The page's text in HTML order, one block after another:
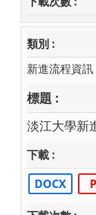
新進流程資訊
淡江大學新
DOCX